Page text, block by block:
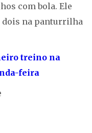
com bola. Ele
dois na panturrilha
treino na
feira